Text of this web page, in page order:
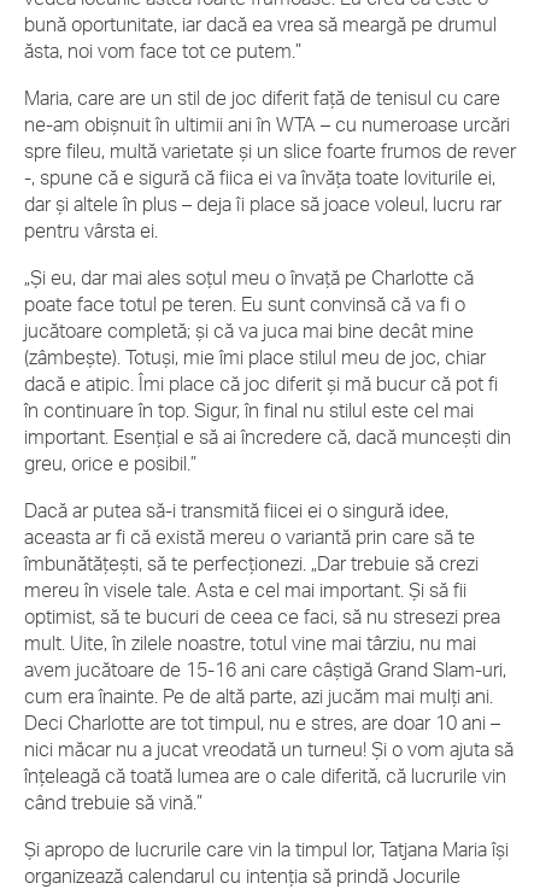
bună oportunitate, iar dacă ea vrea să meargă pe drumul
ăsta, noi vom face tot ce putem.”
Maria, care are un stil de joc diferit față de tenisul cu care
ne-am obișnuit în ultimii ani în WTA – cu numeroase urcări
spre fileu, multă varietate și un slice foarte frumos de rever
-, spune că e sigură că fiica ei va învăța toate loviturile ei,
dar și altele în plus – deja îi place să joace voleul, lucru rar
pentru vârsta ei.
„Și eu, dar mai ales soțul meu o învață pe Charlotte că
poate face totul pe teren. Eu sunt convinsă că va fi o
jucătoare completă; și că va juca mai bine decât mine
(zâmbește). Totuși, mie îmi place stilul meu de joc, chiar
dacă e atipic. Îmi place că joc diferit și mă bucur că pot fi
în continuare în top. Sigur, în final nu stilul este cel mai
important. Esențial e să ai încredere că, dacă muncești din
greu, orice e posibil.”
Dacă ar putea să-i transmită fiicei ei o singură idee,
aceasta ar fi că există mereu o variantă prin care să te
îmbunătățești, să te perfecționezi. „Dar trebuie să crezi
mereu în visele tale. Asta e cel mai important. Și să fii
optimist, să te bucuri de ceea ce faci, să nu stresezi prea
mult. Uite, în zilele noastre, totul vine mai târziu, nu mai
avem jucătoare de 15-16 ani care câștigă Grand Slam-uri,
cum era înainte. Pe de altă parte, azi jucăm mai mulți ani.
Deci Charlotte are tot timpul, nu e stres, are doar 10 ani –
nici măcar nu a jucat vreodată un turneu! Și o vom ajuta să
înțeleagă că toată lumea are o cale diferită, că lucrurile vin
când trebuie să vină.”
Și apropo de lucrurile care vin la timpul lor, Tatjana Maria își
organizează calendarul cu intenția să prindă Jocurile